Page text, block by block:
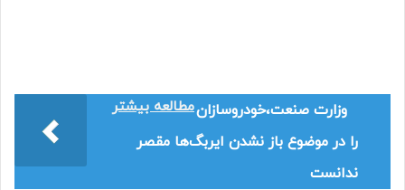
مطالعه بیشتروزارت صنعت،خودروسازان
را در موضوع باز نشدن ایربگ‌ها مقصر
ندانست